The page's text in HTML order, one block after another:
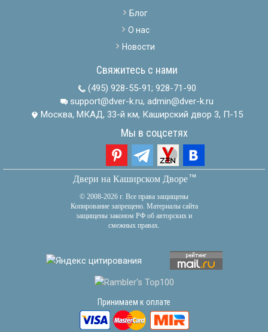
Блог
О нас
Новости
Свяжитесь с нами
(495) 928-55-91; 928-71-90
support@dver-k.ru, admin@dver-k.ru
Москва, МКАД, 33-й км, Каширский двор 3, П-15
Мы в соцсетях
Двери на Каширском Дворетм
© 2008-2026 г. Все права защищены
Копирование запрещено. Материалы сайта
защищены законом РФ об авторских и
смежных правах.
Принимаем к оплате